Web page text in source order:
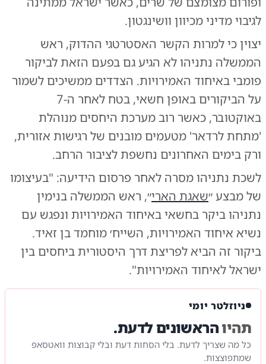
לגיבוי מדיני מכיוון וושינגטון.
יצוין כי למרות הקשר האסטרטגי ההדוק, ראש
הממשלה נתניהו לא הגיע גם בפעם הזאת לביקור
פומבי באיחוד האמירויות. הצדדים ממשיכים לשמור
על הביקורים באופן חשאי, בטח לאחר ה-7
באוקטובר, כאשר רוב מערכת היחסים מנוהלת
'מתחת לרדאר' מטעמים מובנים של רגישות אזורית,
ורק בימים האחרונים נחשפת לציבור הרחב.
לשכת נתניהו מסרה לאחר פרסום הידיעה: "בעיצומו
של מבצע ״שאגת הארי״, ראש הממשלה בנימין
נתניהו ביקר בחשאי באיחוד האמירויות ונפגש עם
נשיא איחוד האמירויות, השייח׳ מוחמד בן זאיד.
ביקור זה הביא לפריצת דרך היסטורית ביחסים בין
ישראל לאיחוד האמירויות".
ניוזלטר יומי
תהיוהראשונים לדעת.
כל מה שצריך לדעת. בלי הסחות דעת ובלי קבוצות וואטסאפ
שמתפוצצות.